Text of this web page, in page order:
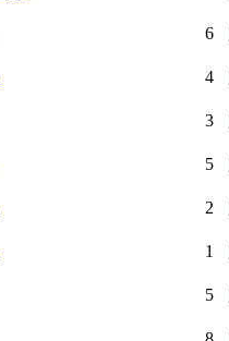
6
4
3
5
2
1
5